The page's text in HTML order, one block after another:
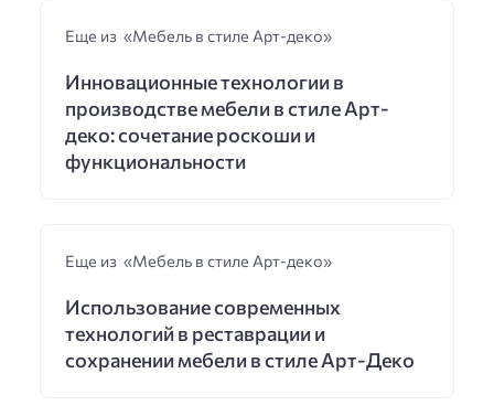
Еще из «Мебель в стиле Арт-деко»
Инновационные технологии в
производстве мебели в стиле Арт-
деко: сочетание роскоши и
функциональности
Еще из «Мебель в стиле Арт-деко»
Использование современных
технологий в реставрации и
сохранении мебели в стиле Арт-Деко